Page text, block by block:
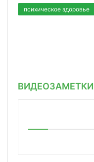
психическое здоровье